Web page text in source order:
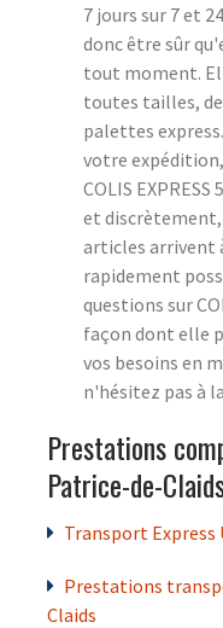
7 jours sur 7 et
donc être sûr
tout moment.
toutes tailles,
palettes
votre
COLIS
et discrètement,
articles arrivent
rapidement
questions sur
façon dont elle
vos besoins en
n'hésitez pas à
Prestations
Patrice-de-
Transport
Prestations
Claids